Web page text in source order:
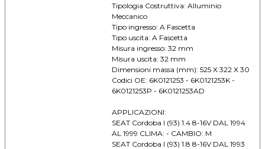
Tipologia Costruttiva: Alluminio
Meccanico
Tipo ingresso: A Fascetta
Tipo uscita: A Fascetta
Misura ingresso: 32 mm
Misura uscita: 32 mm
Dimensioni massa (mm): 525 X 322 X 30
Codici OE: 6K0121253 - 6K0121253K -
6K0121253P - 6K0121253AD
APPLICAZIONI:
SEAT Cordoba I (93) 1.4 8-16V DAL 1994
AL 1999 CLIMA: - CAMBIO: M
SEAT Cordoba I (93) 1.8 8-16V DAL 1993